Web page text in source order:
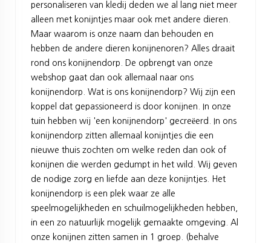
personaliseren van kledij deden we al lang niet meer
alleen met konijntjes maar ook met andere dieren.
Maar waarom is onze naam dan behouden en
hebben de andere dieren konijnenoren? Alles draait
rond ons konijnendorp. De opbrengt van onze
webshop gaat dan ook allemaal naar ons
konijnendorp. Wat is ons konijnendorp? Wij zijn een
koppel dat gepassioneerd is door konijnen. In onze
tuin hebben wij 'een konijnendorp' gecreëerd. In ons
konijnendorp zitten allemaal konijntjes die een
nieuwe thuis zochten om welke reden dan ook of
konijnen die werden gedumpt in het wild. Wij geven
de nodige zorg en liefde aan deze konijntjes. Het
konijnendorp is een plek waar ze alle
speelmogelijkheden en schuilmogelijkheden hebben,
in een zo natuurlijk mogelijk gemaakte omgeving. Al
onze konijnen zitten samen in 1 groep. (behalve